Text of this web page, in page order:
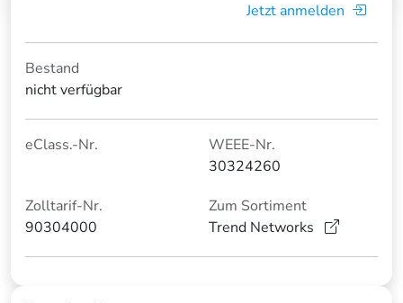
Jetzt anmelden
Bestand
nicht verfügbar
eClass.-Nr.
WEEE-Nr.
30324260
Zolltarif-Nr.
90304000
Zum Sortiment
Trend Networks